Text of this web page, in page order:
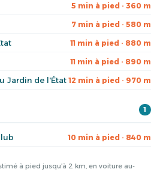
5 min à pied · 360 m
7 min à pied · 580 m
11 min à pied · 880 m
11 min à pied · 890 m
Jardin de l'État 12 min à pied · 970 m
1
10 min à pied · 840 m
à pied jusqu’à 2 km, en voiture au-